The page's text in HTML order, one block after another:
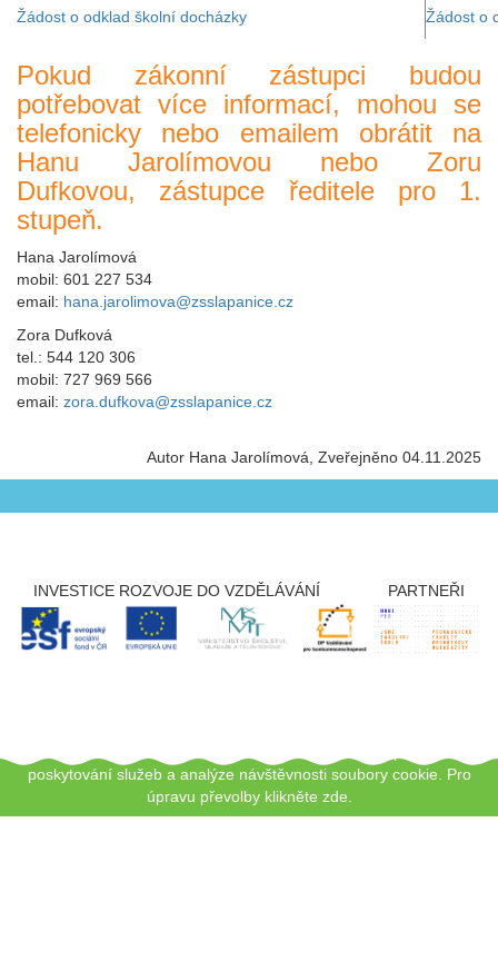
Žádost o odklad školní docházky
Žádost o
Pokud zákonní zástupci budou
potřebovat více informací, mohou se
telefonicky nebo emailem obrátit na
Hanu Jarolímovou nebo Zoru
Dufkovou, zástupce ředitele pro 1.
stupeň.
Hana Jarolímová
mobil: 601 227 534
email: hana.jarolimova@zsslapanice.cz
Zora Dufková
tel.: 544 120 306
mobil: 727 969 566
email: zora.dufkova@zsslapanice.cz
Autor Hana Jarolímová Zveřejněno 04.11.2025
INVESTICE ROZVOJE DO VZDĚLÁVÁNÍ PARTNEŘI
poskytování služeb a analýze návštěvnosti soubory cookie. Pro
úpravu převolby klikněte zde.